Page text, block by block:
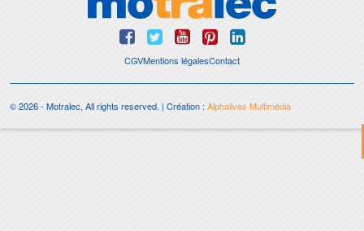
CGVMentions légalesContact
© 2026 - Motralec, All rights reserved. | Création :Alphalives Multimédia